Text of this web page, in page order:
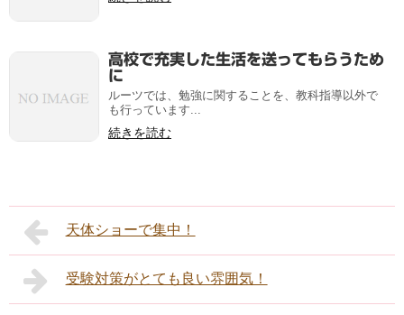
高校で充実した生活を送ってもらうため
に
ルーツでは、勉強に関することを、教科指導以外で
も行っています...
続きを読む
天体ショーで集中！
受験対策がとても良い雰囲気！